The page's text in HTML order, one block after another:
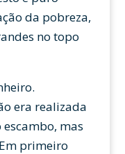
da pobreza,
no topo
era realizada
mas
primeiro